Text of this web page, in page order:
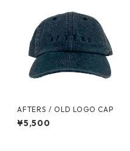
AFTERS / OLD LOGO CAP
¥5,500